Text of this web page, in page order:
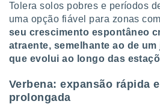
Tolera solos pobres e períodos
uma opção fiável para zonas
seu crescimento espontâneo
atraente, semelhante ao de
que evolui ao longo das
Verbena: expansão rápida
prolongada